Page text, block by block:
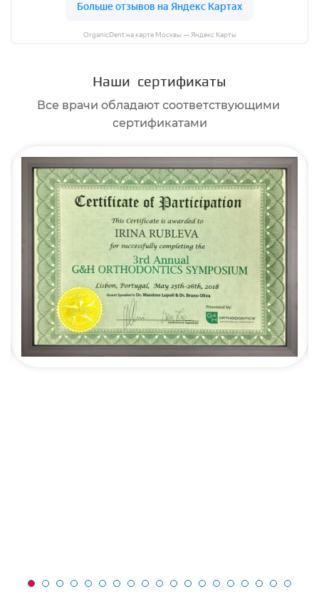
OrganicDent на карте Москвы — Яндекс Карты
Наши сертификаты
Все врачи обладают соответствующими
сертификатами